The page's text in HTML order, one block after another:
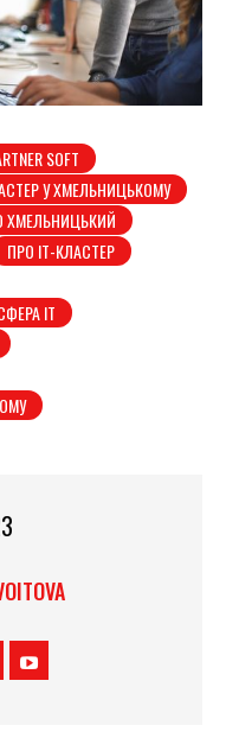
SOFT
У ХМЕЛЬНИЦЬКОМУ
ХМЕЛЬНИЦЬКИЙ
ПРО ІТ-КЛАСТЕР
ІТ